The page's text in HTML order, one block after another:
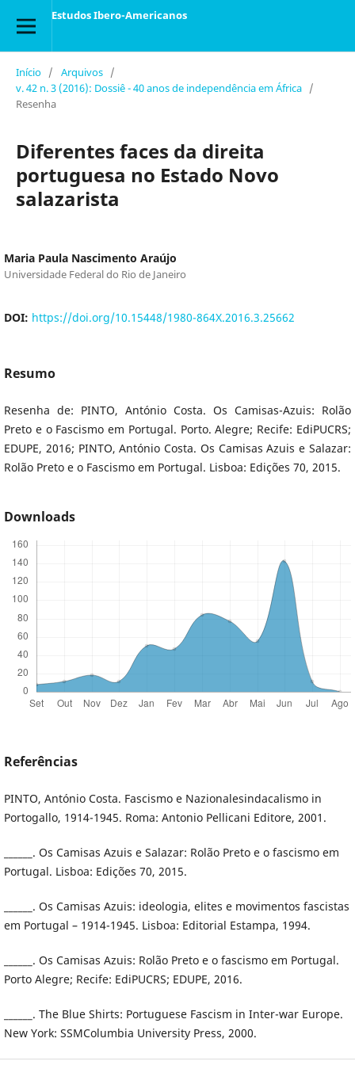
Estudos Ibero-Americanos
Início / Arquivos /
v. 42 n. 3 (2016): Dossiê - 40 anos de independência em África /
Resenha
Diferentes faces da direita
portuguesa no Estado Novo
salazarista
Maria Paula Nascimento Araújo
Universidade Federal do Rio de Janeiro
DOI: https://doi.org/10.15448/1980-864X.2016.3.25662
Resumo
Resenha de: PINTO, António Costa. Os Camisas-Azuis: Rolão
Preto e o Fascismo em Portugal. Porto. Alegre; Recife: EdiPUCRS;
EDUPE, 2016; PINTO, António Costa. Os Camisas Azuis e Salazar:
Rolão Preto e o Fascismo em Portugal. Lisboa: Edições 70, 2015.
Downloads
Referências
PINTO, António Costa. Fascismo e Nazionalesindacalismo in
Portogallo, 1914-1945. Roma: Antonio Pellicani Editore, 2001.
______. Os Camisas Azuis e Salazar: Rolão Preto e o fascismo em
Portugal. Lisboa: Edições 70, 2015.
______. Os Camisas Azuis: ideologia, elites e movimentos fascistas
em Portugal – 1914-1945. Lisboa: Editorial Estampa, 1994.
______. Os Camisas Azuis: Rolão Preto e o fascismo em Portugal.
Porto Alegre; Recife: EdiPUCRS; EDUPE, 2016.
______. The Blue Shirts: Portuguese Fascism in Inter-war Europe.
New York: SSMColumbia University Press, 2000.